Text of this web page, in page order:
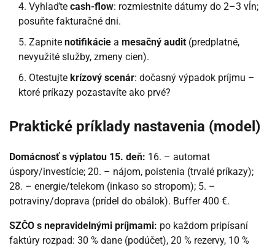
Vyhlaďte cash-flow: rozmiestnite dátumy do 2–3 vĺn;
posuňte fakturačné dni.
Zapnite notifikácie a mesačný audit (predplatné,
nevyužité služby, zmeny cien).
Otestujte krízový scenár: dočasný výpadok príjmu –
ktoré príkazy pozastavíte ako prvé?
Praktické príklady nastavenia (model)
Domácnosť s výplatou 15. deň: 16. – automat
úspory/investície; 20. – nájom, poistenia (trvalé príkazy);
28. – energie/telekom (inkaso so stropom); 5. –
potraviny/doprava (prídel do obálok). Buffer 400 €.
SZČO s nepravidelnými príjmami: po každom pripísaní
faktúry rozpad: 30 % dane (podúčet), 20 % rezervy, 10 %